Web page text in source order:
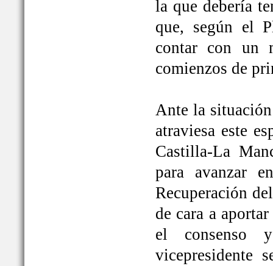
la que debería
que, según el
contar con un
comienzos de
Ante la
atraviesa este
Castilla-La
para avanzar
Recuperación
de cara a
el consenso
vicepresidente